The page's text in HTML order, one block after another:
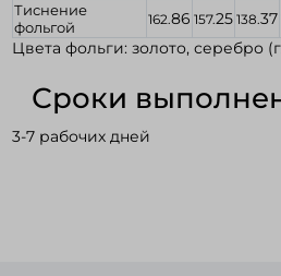
Тиснение
фольгой
162.86 157.25 138.37
Цвета фольги: золото, серебро
Сроки
3-7 рабочих дней